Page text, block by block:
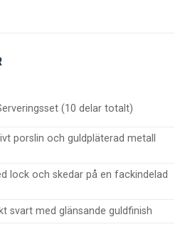
(10 delar totalt)
porslin och guldpläterad metall
lock och skedar på en fackindelad
svart med glänsande guldfinish